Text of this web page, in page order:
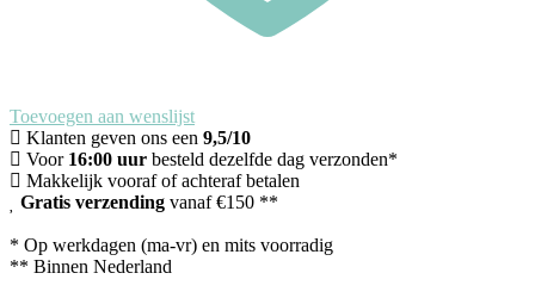
Toevoegen aan wenslijst
Klanten geven ons een 9,5/10
Voor 16:00 uur besteld dezelfde dag verzonden*
Makkelijk vooraf of achteraf betalen
Gratis verzending vanaf €150 **
* Op werkdagen (ma-vr) en mits voorradig
** Binnen Nederland